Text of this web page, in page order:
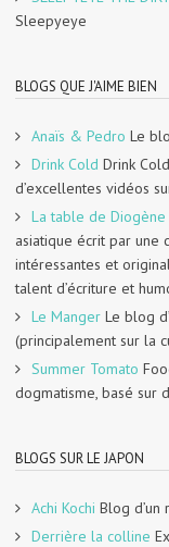
Sleepyeye
BLOGS QUE J'AIME BIEN
Anaïs & Pedro Le
Drink Cold Drink
d’excellentes vidéos
La table de
asiatique écrit par une
intéressantes et
talent d’écriture et
Le Manger Le blog
(principalement sur la
Summer Tomato
dogmatisme, basé sur
BLOGS SUR LE JAPON
Achi Kochi Blog
Derrière la colline